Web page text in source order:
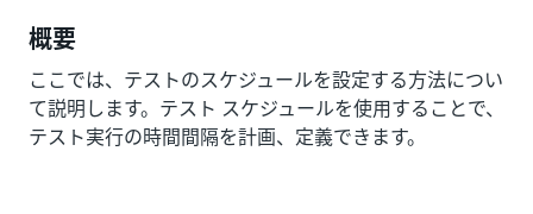
概要
ここでは、テストのスケジュールを設定する方法につい
て説明します。テスト スケジュールを使用することで、
テスト実行の時間間隔を計画、定義できます。